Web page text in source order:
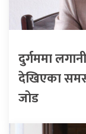
दुर्गममा
देखिएका
जोड